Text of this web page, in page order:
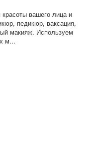
вашего лица и
педикюр, ваксация,
макияж. Используем
м...